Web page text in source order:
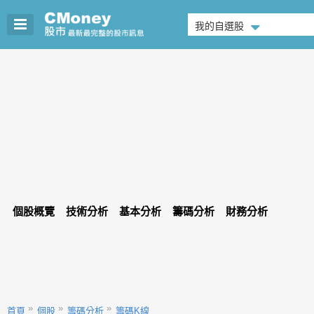
我的自選股
個股概覽 技術分析 基本分析 籌碼分析 財務分析
首頁 個股 籌碼分析 籌碼K線